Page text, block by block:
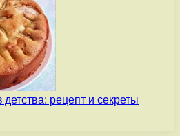
рецепт и секреты